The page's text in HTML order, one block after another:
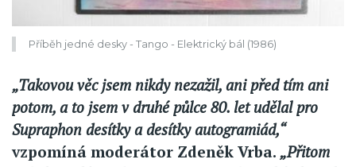
Příběh jedné desky - Tango - Elektrický bál (1986)
„Takovou věc jsem nikdy nezažil, ani před tím ani
potom, a to jsem v druhé půlce 80. let udělal pro
Supraphon desítky a desítky autogramiád,“
vzpomíná moderátor Zdeněk Vrba. „Přitom